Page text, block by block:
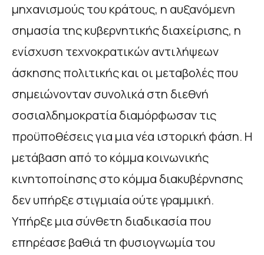
μηχανισμούς του κράτους, η αυξανόμενη
σημασία της κυβερνητικής διαχείρισης, η
ενίσχυση τεχνοκρατικών αντιλήψεων
άσκησης πολιτικής και οι μεταβολές που
σημειώνονταν συνολικά στη διεθνή
σοσιαλδημοκρατία διαμόρφωσαν τις
προϋποθέσεις για μια νέα ιστορική φάση. Η
μετάβαση από το κόμμα κοινωνικής
κινητοποίησης στο κόμμα διακυβέρνησης
δεν υπήρξε στιγμιαία ούτε γραμμική.
Υπήρξε μια σύνθετη διαδικασία που
επηρέασε βαθιά τη φυσιογνωμία του